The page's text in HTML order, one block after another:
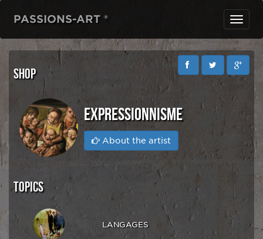
PASSIONS-ART ®
SHOP
EXPRESSIONNISME
About the artist
TOPICS
LANGAGES